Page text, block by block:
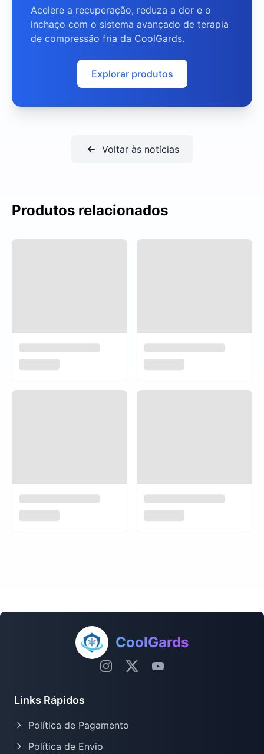
Acelere a recuperação, reduza a dor e o
inchaço com o sistema avançado de terapia
de compressão fria da CoolGards.
Explorar produtos
Voltar às notícias
Produtos relacionados
CoolGards
Links Rápidos
Política de Pagamento
Política de Envio